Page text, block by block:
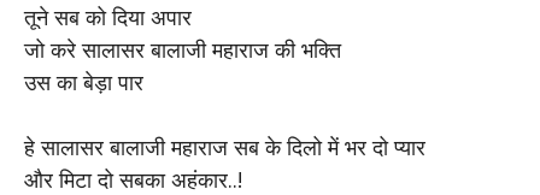
तूने सब को दिया अपार
जो करे सालासर बालाजी महाराज की भक्ति
उस का बेड़ा पार
हे सालासर बालाजी महाराज सब के दिलो में भर दो प्यार
और मिटा दो सबका अहंकार..!